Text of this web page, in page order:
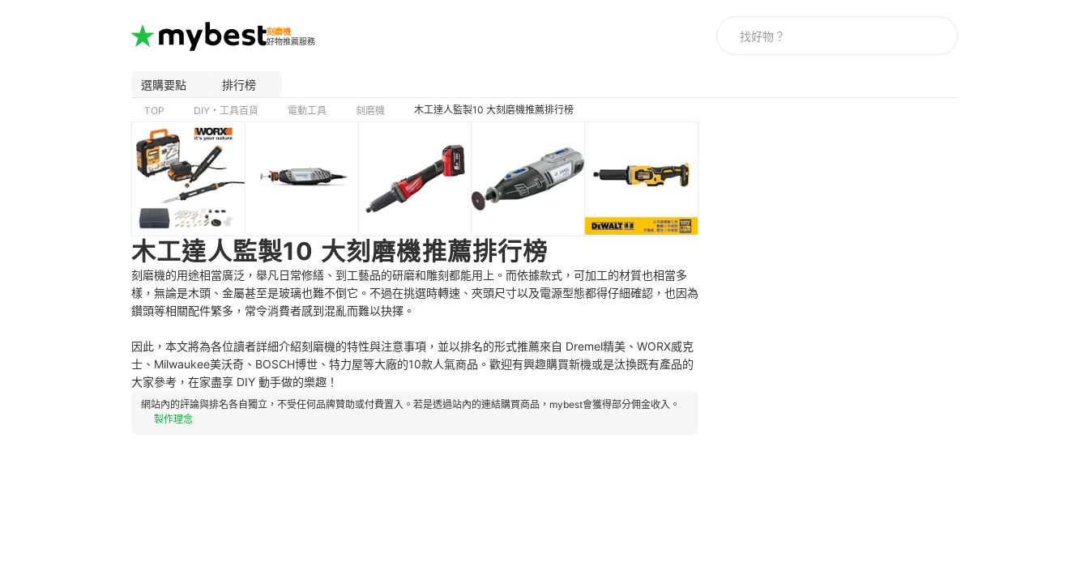
刻磨機
好物推薦服務
選購要點 排行榜
TOP DIY・工具百貨 電動工具 刻磨機 木工達人監製10 大刻磨機推薦排行榜
木工達人監製10 大刻磨機推薦排行榜
刻磨機的用途相當廣泛，舉凡日常修繕、到工藝品的研磨和雕刻都能用上。而依據款式，可加工的材質也相當多
樣，無論是木頭、金屬甚至是玻璃也難不倒它。不過在挑選時轉速、夾頭尺寸以及電源型態都得仔細確認，也因為
鑽頭等相關配件繁多，常令消費者感到混亂而難以抉擇。
因此，本文將為各位讀者詳細介紹刻磨機的特性與注意事項，並以排名的形式推薦來自 Dremel精美、WORX威克
士、Milwaukee美沃奇、BOSCH博世、特力屋等大廠的10款人氣商品。歡迎有興趣購買新機或是汰換既有產品的
大家參考，在家盡享 DIY 動手做的樂趣！
網站內的評論與排名各自獨立，不受任何品牌贊助或付費置入。若是透過站內的連結購買商品，mybest會獲得部分佣金收入。
製作理念